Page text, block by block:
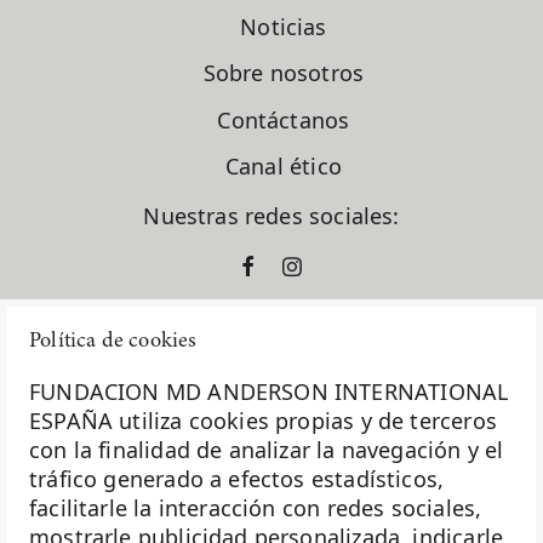
Política de cookies
FUNDACION MD ANDERSON INTERNATIONAL
ESPAÑA utiliza cookies propias y de terceros
con la finalidad de analizar la navegación y el
tráfico generado a efectos estadísticos,
facilitarle la interacción con redes sociales,
mostrarle publicidad personalizada, indicarle
Dra. Gema Moreno Bueno
Dra. Laura García Estévez
Dra. Natalia Carballo
Dra. Pilar López Criado
ensayos clínicos
evento solidario
formación
fundación diversión solidaria
Fundación Excelentia
Fundación MD Anderson España
Fundación Siglo Futuro
Gastroenterología
Ginecología
Noticias
Sobre nosotros
Contáctanos
Canal ético
Nuestras redes sociales:
La Fundación MD Anderson España - Hospiten es
miembro de laAsociación Española de Fundaciones